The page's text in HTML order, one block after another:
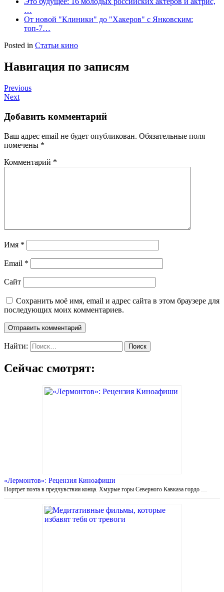
…
От новой "Клиники" до "Хакеров" с Янковским:
топ-7…
Posted in Статьи кино
Навигация по записям
Previous
Next
Добавить комментарий
Ваш адрес email не будет опубликован. Обязательные поля
помечены *
Комментарий *
Имя *
Email *
Сайт
Сохранить моё имя, email и адрес сайта в этом браузере для
последующих моих комментариев.
Найти:
Сейчас смотрят:
«Лермонтов»: Рецензия Киноафиши
Портрет поэта в предчувствии конца. Хмурые горы Северного Кавказа гордо …